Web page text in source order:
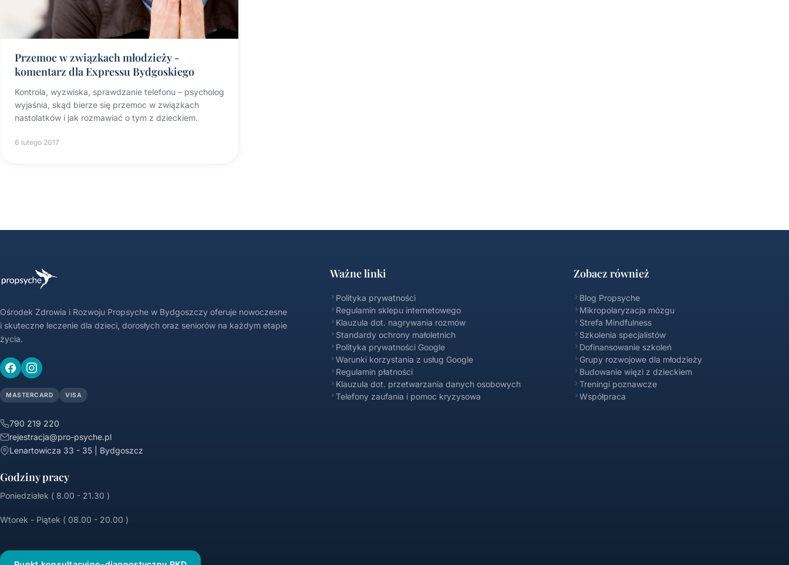
Przemoc w związkach młodzieży -
komentarz dla Expressu Bydgoskiego
Kontrola, wyzwiska, sprawdzanie telefonu – psycholog
wyjaśnia, skąd bierze się przemoc w związkach
nastolatków i jak rozmawiać o tym z dzieckiem.
6 lutego 2017
Ośrodek Zdrowia i Rozwoju Propsyche w Bydgoszczy oferuje nowoczesne
i skuteczne leczenie dla dzieci, dorosłych oraz seniorów na każdym etapie
życia.
MASTERCARD VISA
790 219 220
rejestracja@pro-psyche.pl
Lenartowicza 33 - 35 | Bydgoszcz
Godziny pracy
Poniedziałek ( 8.00 - 21.30 )
Wtorek - Piątek ( 08.00 - 20.00 )
Ważne linki
Polityka prywatności
Regulamin sklepu internetowego
Klauzula dot. nagrywania rozmów
Standardy ochrony małoletnich
Polityka prywatności Google
Warunki korzystania z usług Google
Regulamin płatności
Klauzula dot. przetwarzania danych osobowych
Telefony zaufania i pomoc kryzysowa
Zobacz również
Blog Propsyche
Mikropolaryzacja mózgu
Strefa Mindfulness
Szkolenia specjalistów
Dofinansowanie szkoleń
Grupy rozwojowe dla młodzieży
Budowanie więzi z dzieckiem
Treningi poznawcze
Współpraca
Propsyche FAQ
Online